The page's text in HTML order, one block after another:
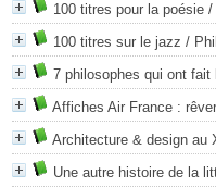
100 titres pour la poésie /
100 titres sur le jazz /
7 philosophes qui ont
Affiches Air France :
Architecture & design au
Une autre histoire de la